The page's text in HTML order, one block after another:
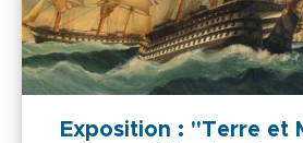
Exposition : "Terre et